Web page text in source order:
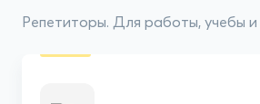
Репетиторы. Для работы, учебы и